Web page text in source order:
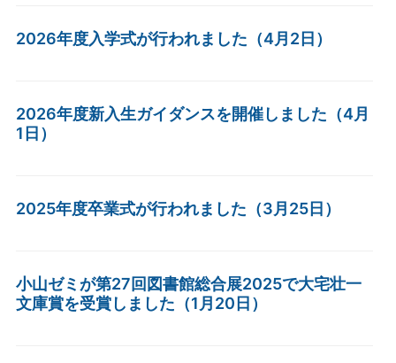
2026年度入学式が行われました（4月2日）
2026年度新入生ガイダンスを開催しました（4月
1日）
2025年度卒業式が行われました（3月25日）
小山ゼミが第27回図書館総合展2025で大宅壮一
文庫賞を受賞しました（1月20日）